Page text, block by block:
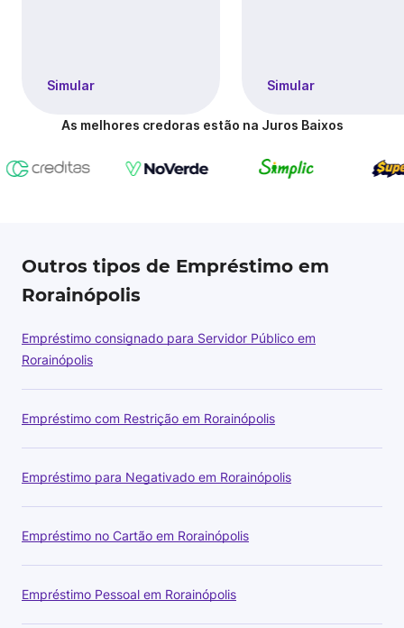
Simular Simular
As melhores credoras estão na Juros Baixos
Outros tipos de Empréstimo em
Rorainópolis
Empréstimo consignado para Servidor Público em
Rorainópolis
Empréstimo com Restrição em Rorainópolis
Empréstimo para Negativado em Rorainópolis
Empréstimo no Cartão em Rorainópolis
Empréstimo Pessoal em Rorainópolis